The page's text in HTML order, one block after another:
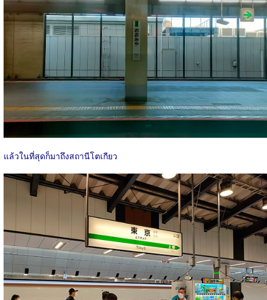
แล้วในที่สุดก็มาถึงสถานีโตเกียว